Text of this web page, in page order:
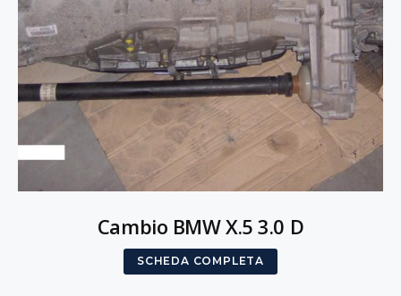
Cambio BMW X.5 3.0 D
SCHEDA COMPLETA